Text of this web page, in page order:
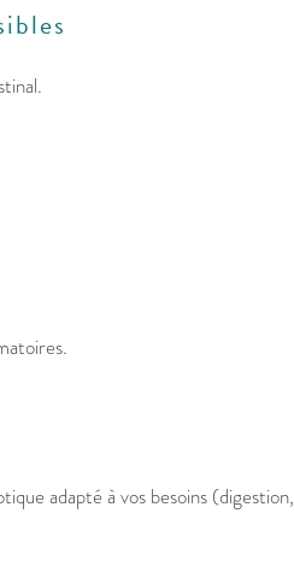
adapté à vos besoins (digestion,